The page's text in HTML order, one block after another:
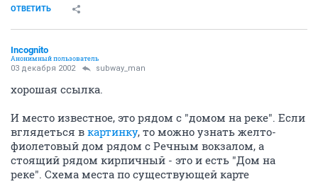
ОТВЕТИТЬ
Incognito
Анонимный пользователь
03 декабря 2002 subway_man
хорошая ссылка.
И место известное, это рядом с "домом на реке". Если
вглядеться в картинку, то можно узнать желто-
фиолетовый дом рядом с Речным вокзалом, а
стоящий рядом кирпичный - это и есть "Дом на
реке". Схема места по существующей карте